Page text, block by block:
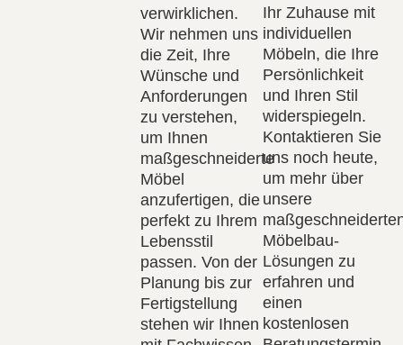
verwirklichen.
Wir nehmen uns
die Zeit, Ihre
Wünsche und
Anforderungen
zu verstehen,
um Ihnen
maßgeschneiderte
Möbel
anzufertigen, die
perfekt zu Ihrem
Lebensstil
passen. Von der
Planung bis zur
Fertigstellung
stehen wir Ihnen
Ihr Zuhause mit
individuellen
Möbeln, die Ihre
Persönlichkeit
und Ihren Stil
widerspiegeln.
Kontaktieren Sie
uns noch heute,
um mehr über
unsere
Möbelbau-
Lösungen zu
erfahren und
einen
kostenlosen